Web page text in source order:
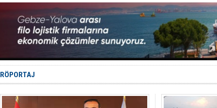
DESE,
35 milyon
İnsansız
Yüzyıl
Anadolu
Derince,
Tüpraş,
RÖPORTAJ